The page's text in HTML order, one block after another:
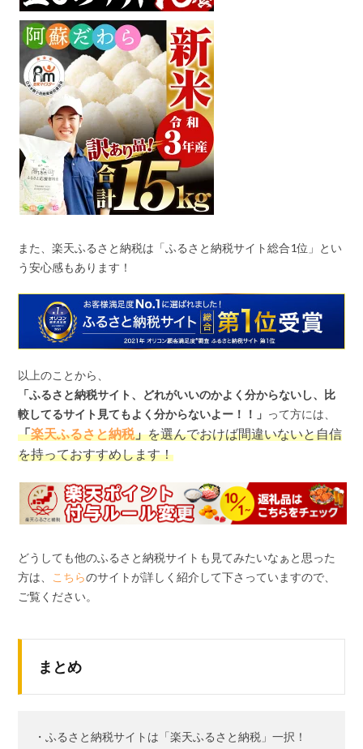
また、楽天ふるさと納税は「ふるさと納税サイト総合1位」とい
う安心感もあります！
以上のことから、
「ふるさと納税サイト、どれがいいのかよく分からないし、比
較してるサイト見てもよく分からないよー！！」 って方には、
「楽天ふるさと納税」を選んでおけば間違いないと自信
を持っておすすめします！
どうしても他のふるさと納税サイトも見てみたいなぁと思った
方は、 こちらのサイトが詳しく紹介して下さっていますので、
ご覧ください。
まとめ
・ふるさと納税サイトは「楽天ふるさと納税」一択！